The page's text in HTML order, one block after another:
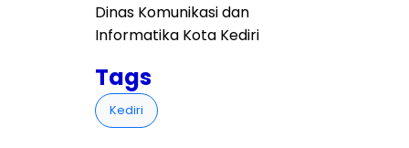
Dinas Komunikasi dan
Informatika Kota Kediri
Tags
Kediri